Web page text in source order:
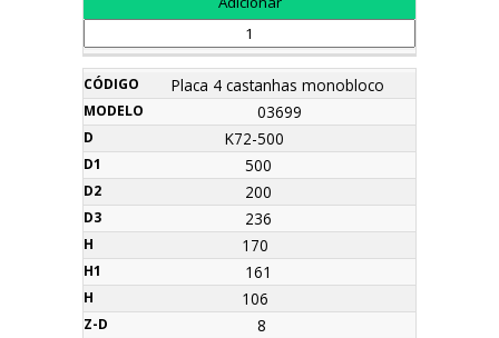
Placa 4 castanhas monobloco
03699
K72-500
500
200
236
170
161
106
8